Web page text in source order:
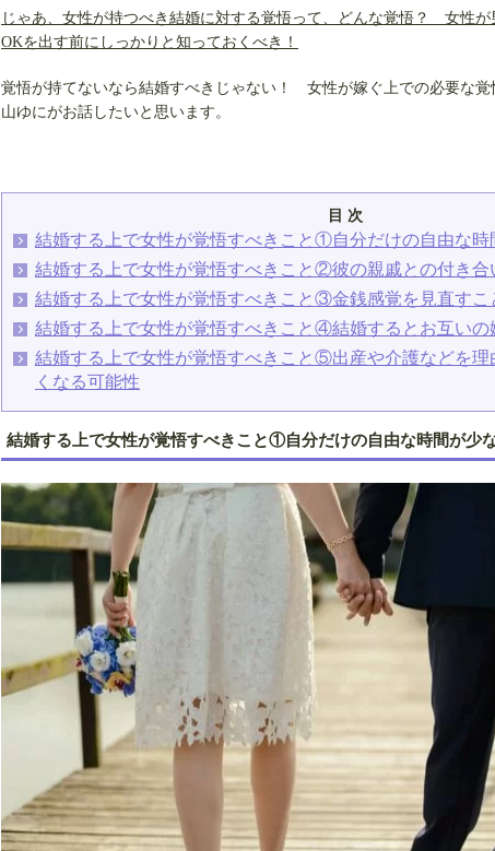
じゃあ、女性が持つべき結婚に対する覚悟って、どんな覚悟？ 女性が
OKを出す前にしっかりと知っておくべき！
覚悟が持てないなら結婚すべきじゃない！ 女性が嫁ぐ上での必要な覚
山ゆにがお話したいと思います。
目 次
結婚する上で女性が覚悟すべきこと①自分だけの自由な時
結婚する上で女性が覚悟すべきこと②彼の親戚との付き合
結婚する上で女性が覚悟すべきこと③金銭感覚を見直すこ
結婚する上で女性が覚悟すべきこと④結婚するとお互いの
結婚する上で女性が覚悟すべきこと⑤出産や介護などを理
くなる可能性
結婚する上で女性が覚悟すべきこと①自分だけの自由な時間が少